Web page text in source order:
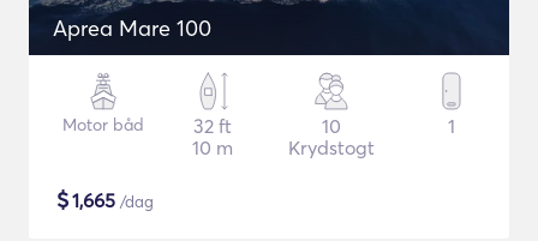
Aprea Mare 100
Motor båd
32 ft
10 m
10
Krydstogt
1
$1,665 /dag